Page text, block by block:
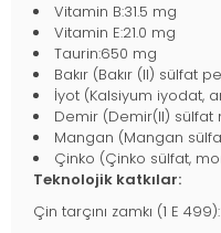
Vitamin B:31.5 mg
Vitamin E:21.0 mg
Taurin:650 mg
Bakır (Bakır (II) sülfat
İyot (Kalsiyum iyodat,
Demir (Demir(II) sülfat
Mangan (Mangan
Çinko (Çinko sülfat,
Teknolojik katkılar:
Çin tarçını zamkı (1 E